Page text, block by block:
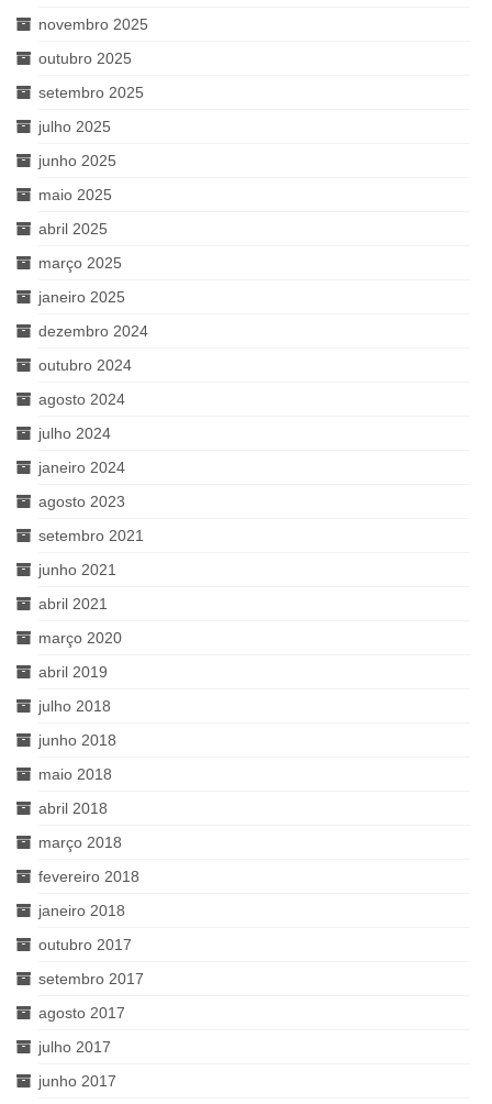
novembro 2025
outubro 2025
setembro 2025
julho 2025
junho 2025
maio 2025
abril 2025
março 2025
janeiro 2025
dezembro 2024
outubro 2024
agosto 2024
julho 2024
janeiro 2024
agosto 2023
setembro 2021
junho 2021
abril 2021
março 2020
abril 2019
julho 2018
junho 2018
maio 2018
abril 2018
março 2018
fevereiro 2018
janeiro 2018
outubro 2017
setembro 2017
agosto 2017
julho 2017
junho 2017